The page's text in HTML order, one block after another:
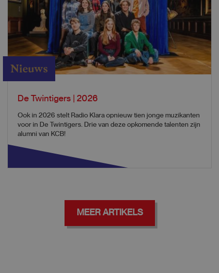
Nieuws
De Twintigers | 2026
Ook in 2026 stelt Radio Klara opnieuw tien jonge muzikanten
voor in De Twintigers. Drie van deze opkomende talenten zijn
alumni van KCB!
MEER ARTIKELS